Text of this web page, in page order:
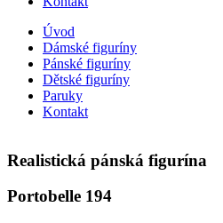
Úvod
Dámské figuríny
Pánské figuríny
Dětské figuríny
Paruky
Kontakt
Realistická pánská figurína
Portobelle 194